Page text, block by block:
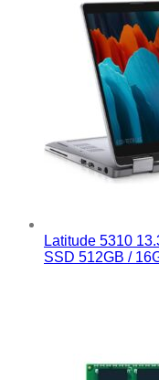
Latitude 5310
SSD 512GB /